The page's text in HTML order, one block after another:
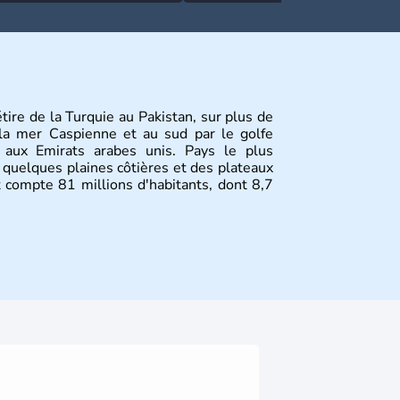
de la Turquie au Pakistan, sur plus de
mer Caspienne et au sud par le golfe
Emirats arabes unis. Pays le plus
plaines côtières et des plateaux
81 millions d'habitants, dont 8,7